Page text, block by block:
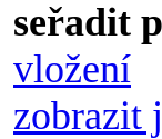
seřadit
vložení
zobrazit